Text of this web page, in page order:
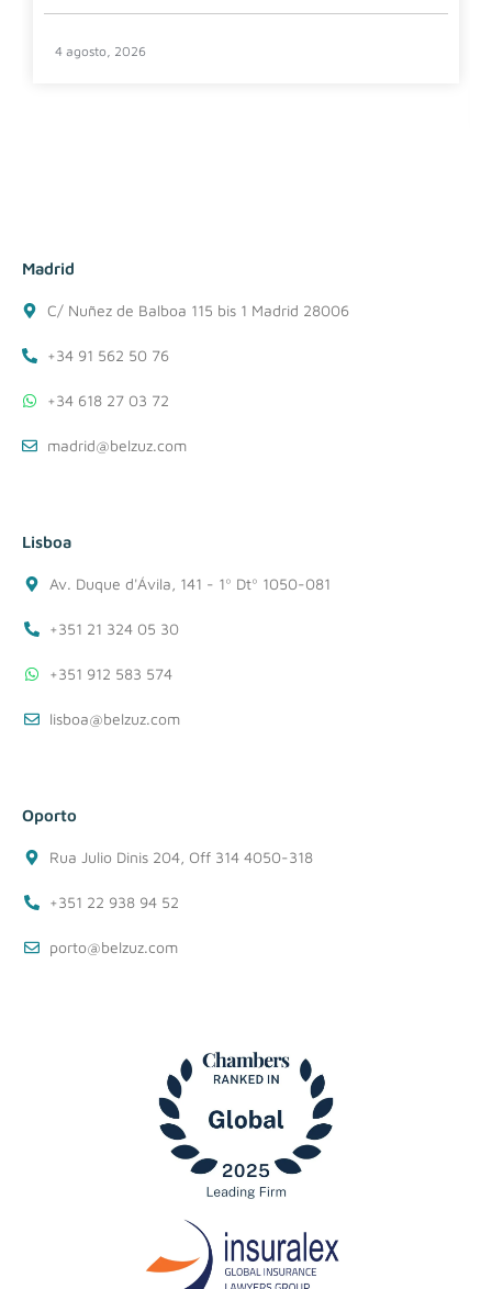
4 agosto, 2026
Madrid
C/ Nuñez de Balboa 115 bis 1 Madrid 28006
+34 91 562 50 76
+34 618 27 03 72
madrid@belzuz.com
Lisboa
Av. Duque d'Ávila, 141 - 1º Dtº 1050-081
+351 21 324 05 30
+351 912 583 574
lisboa@belzuz.com
Oporto
Rua Julio Dinis 204, Off 314 4050-318
+351 22 938 94 52
porto@belzuz.com